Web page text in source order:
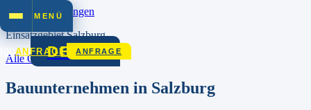
Zum Inhalt springen
MENÜ
DEZET
ANFRAGE ANFRAGE
EinsatzgebietSalzburg
Alle Orte inSalzburg
Bauunternehmen in Salzburg